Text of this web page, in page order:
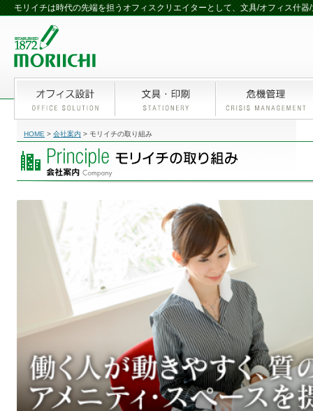
モリイチは時代の先端を担うオフィスクリエイターとして、文具/オフィス什
HOME > 会社案内 > モリイチの取り組み